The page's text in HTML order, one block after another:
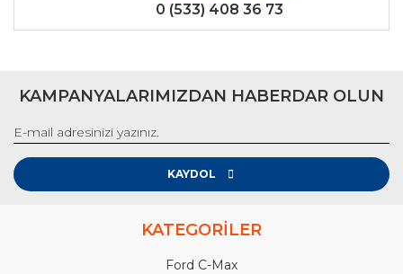
0 (533) 408 36 73
KAMPANYALARIMIZDAN HABERDAR OLUN
KAYDOL
KATEGORİLER
Ford C-Max